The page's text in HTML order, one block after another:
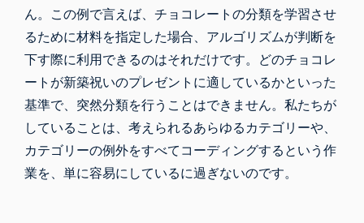
ん。この例で言えば、チョコレートの分類を学習させ
るために材料を指定した場合、アルゴリズムが判断を
下す際に利用できるのはそれだけです。どのチョコレ
ートが新築祝いのプレゼントに適しているかといった
基準で、突然分類を行うことはできません。私たちが
していることは、考えられるあらゆるカテゴリーや、
カテゴリーの例外をすべてコーディングするという作
業を、単に容易にしているに過ぎないのです。